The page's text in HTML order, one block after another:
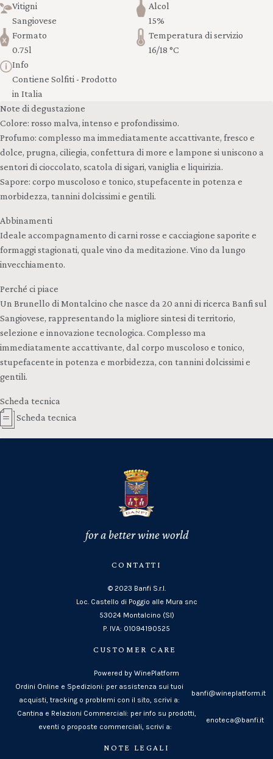
Vitigni
Sangiovese
Alcol
15%
Formato
0.75l
Temperatura di servizio
16/18 °C
Info
Contiene Solfiti - Prodotto
in Italia
Note di degustazione
Colore: rosso malva, intenso e profondissimo.
Profumo: complesso ma immediatamente accattivante, fresco e
dolce, prugna, ciliegia, confettura di more e lampone si uniscono a
sentori di cioccolato, scatola di sigari, vaniglia e liquirizia.
Sapore: corpo muscoloso e tonico, stupefacente in potenza e
morbidezza, tannini dolcissimi e gentili.
Abbinamenti
Ideale accompagnamento di carni rosse e cacciagione saporite e
formaggi stagionati, quale vino da meditazione. Vino da lungo
invecchiamento.
Perché ci piace
Un Brunello di Montalcino che nasce da 20 anni di ricerca Banfi sul
Sangiovese, rappresentando la migliore sintesi di territorio,
selezione e innovazione tecnologica. Complesso ma
immediatamente accattivante, dal corpo muscoloso e tonico,
stupefacente in potenza e morbidezza, con tannini dolcissimi e
gentili.
Scheda tecnica
Scheda tecnica
for a better wine world
CONTATTI
© 2023 Banfi S.r.l.
Loc. Castello di Poggio alle Mura snc
53024 Montalcino (SI)
P. IVA: 01094190525
CUSTOMER CARE
Powered by WinePlatform
Ordini Online e Spedizioni: per assistenza sui tuoi
acquisti, tracking o problemi con il sito, scrivi a:
banfi@wineplatform.it
Cantina e Relazioni Commerciali: per info su prodotti,
eventi o proposte commerciali, scrivi a:
enoteca@banfi.it
NOTE LEGALI